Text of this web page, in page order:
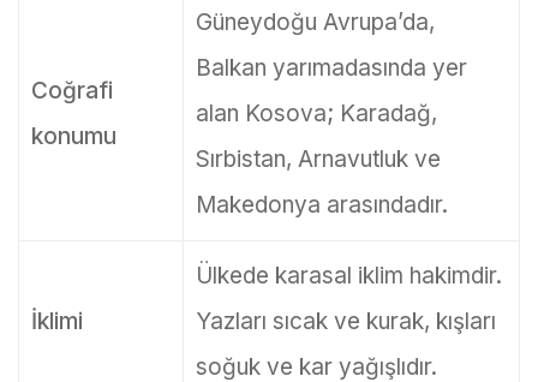
Coğrafi
konumu
Güneydoğu Avrupa’da,
Balkan yarımadasında yer
alan Kosova; Karadağ,
Sırbistan, Arnavutluk ve
Makedonya arasındadır.
İklimi
Ülkede karasal iklim hakimdir.
Yazları sıcak ve kurak, kışları
soğuk ve kar yağışlıdır.